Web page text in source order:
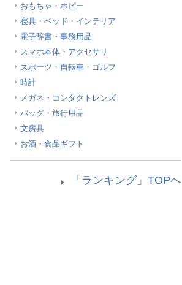
おもちゃ・ホビー
寝具・ベッド・インテリア
電子辞書・事務用品
スマホ本体・アクセサリ
スポーツ・自転車・ゴルフ
時計
メガネ・コンタクトレンズ
バッグ・旅行用品
文房具
お酒・食品ギフト
「ランキング」TOPへ